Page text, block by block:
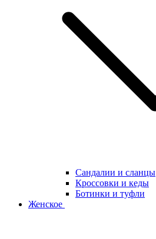
Сандалии и сланцы
Кроссовки и кеды
Ботинки и туфли
Женское